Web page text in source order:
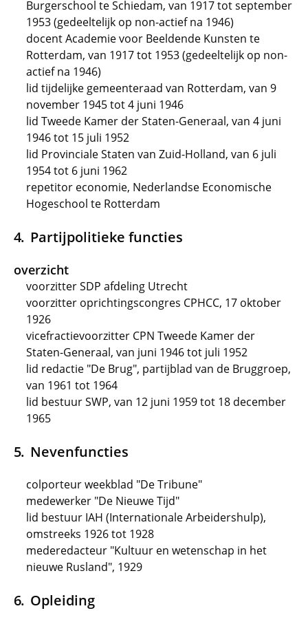
Burgerschool te Schiedam, van 1917 tot september
1953 (gedeeltelijk op non-actief na 1946)
docent Academie voor Beeldende Kunsten te
Rotterdam, van 1917 tot 1953 (gedeeltelijk op non-
actief na 1946)
lid tijdelijke gemeenteraad van Rotterdam, van 9
november 1945 tot 4 juni 1946
lid Tweede Kamer der Staten-Generaal, van 4 juni
1946 tot 15 juli 1952
lid Provinciale Staten van Zuid-Holland, van 6 juli
1954 tot 6 juni 1962
repetitor economie, Nederlandse Economische
Hogeschool te Rotterdam
Partijpolitieke functies
overzicht
voorzitter SDP afdeling Utrecht
voorzitter oprichtingscongres CPHCC, 17 oktober
1926
vicefractievoorzitter CPN Tweede Kamer der
Staten-Generaal, van juni 1946 tot juli 1952
lid redactie "De Brug", partijblad van de Bruggroep,
van 1961 tot 1964
lid bestuur SWP, van 12 juni 1959 tot 18 december
1965
Nevenfuncties
colporteur weekblad "De Tribune"
medewerker "De Nieuwe Tijd"
lid bestuur IAH (Internationale Arbeidershulp),
omstreeks 1926 tot 1928
mederedacteur "Kultuur en wetenschap in het
nieuwe Rusland", 1929
Opleiding